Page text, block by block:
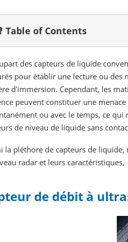
Table of Contents
des capteurs de liquide
pour établir une lecture ou des
d'immersion. Cependant, les
peuvent constituer une
ou avec le temps, ce
de niveau de liquide sans
la pléthore de capteurs de
radar et leurs caractéristiques,
de débit à